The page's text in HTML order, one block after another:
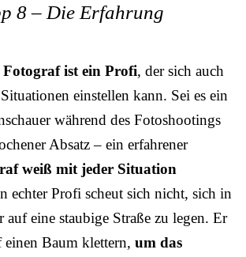
8 – Die Erfahrung
ist ein Profi, der sich auch
einstellen kann. Sei es ein
während des Fotoshootings
Absatz – ein erfahrener
weiß mit jeder Situation
echter Profi scheut sich nicht, sich in
auf eine staubige Straße zu legen. Er
einen Baum klettern, um das